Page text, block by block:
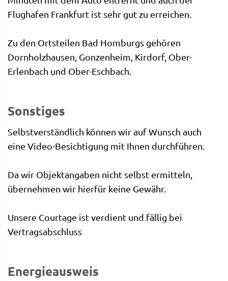
Flughafen Frankfurt ist sehr gut zu erreichen.
Zu den Ortsteilen Bad Homburgs gehören
Dornholzhausen, Gonzenheim, Kirdorf, Ober-
Erlenbach und Ober-Eschbach.
Sonstiges
Selbstverständlich können wir auf Wunsch auch
eine Video-Besichtigung mit Ihnen durchführen.
Da wir Objektangaben nicht selbst ermitteln,
übernehmen wir hierfür keine Gewähr.
Unsere Courtage ist verdient und fällig bei
Vertragsabschluss
Energieausweis